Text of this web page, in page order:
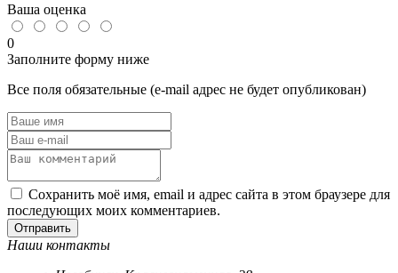
Ваша оценка
0
Заполните форму ниже
Все поля обязательные (e-mail адрес не будет опубликован)
Сохранить моё имя, email и адрес сайта в этом браузере для
последующих моих комментариев.
Отправить
Наши контакты